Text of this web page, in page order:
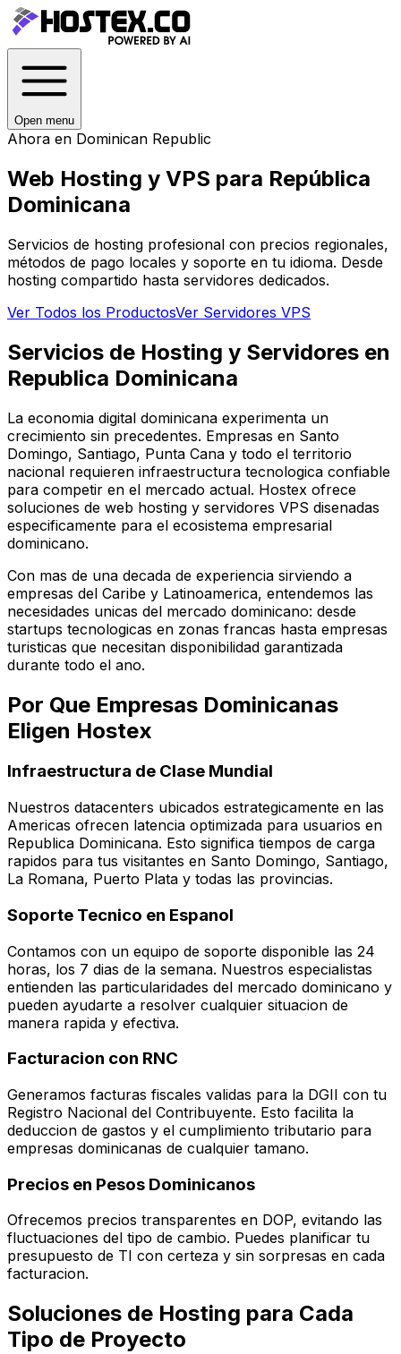
Open menu
Ahora en Dominican Republic
Web Hosting y VPS para República
Dominicana
Servicios de hosting profesional con precios regionales,
métodos de pago locales y soporte en tu idioma. Desde
hosting compartido hasta servidores dedicados.
Ver Todos los ProductosVer Servidores VPS
Servicios de Hosting y Servidores en
Republica Dominicana
La economia digital dominicana experimenta un
crecimiento sin precedentes. Empresas en Santo
Domingo, Santiago, Punta Cana y todo el territorio
nacional requieren infraestructura tecnologica confiable
para competir en el mercado actual. Hostex ofrece
soluciones de web hosting y servidores VPS disenadas
especificamente para el ecosistema empresarial
dominicano.
Con mas de una decada de experiencia sirviendo a
empresas del Caribe y Latinoamerica, entendemos las
necesidades unicas del mercado dominicano: desde
startups tecnologicas en zonas francas hasta empresas
turisticas que necesitan disponibilidad garantizada
durante todo el ano.
Por Que Empresas Dominicanas
Eligen Hostex
Infraestructura de Clase Mundial
Nuestros datacenters ubicados estrategicamente en las
Americas ofrecen latencia optimizada para usuarios en
Republica Dominicana. Esto significa tiempos de carga
rapidos para tus visitantes en Santo Domingo, Santiago,
La Romana, Puerto Plata y todas las provincias.
Soporte Tecnico en Espanol
Contamos con un equipo de soporte disponible las 24
horas, los 7 dias de la semana. Nuestros especialistas
entienden las particularidades del mercado dominicano y
pueden ayudarte a resolver cualquier situacion de
manera rapida y efectiva.
Facturacion con RNC
Generamos facturas fiscales validas para la DGII con tu
Registro Nacional del Contribuyente. Esto facilita la
deduccion de gastos y el cumplimiento tributario para
empresas dominicanas de cualquier tamano.
Precios en Pesos Dominicanos
Ofrecemos precios transparentes en DOP, evitando las
fluctuaciones del tipo de cambio. Puedes planificar tu
presupuesto de TI con certeza y sin sorpresas en cada
facturacion.
Soluciones de Hosting para Cada
Tipo de Proyecto